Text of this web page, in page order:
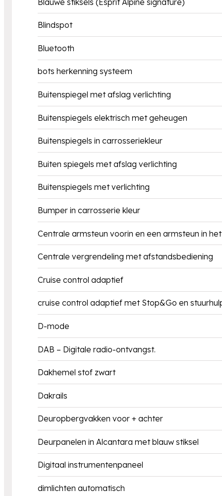
Blindspot
Bluetooth
bots herkenning systeem
Buitenspiegel met afslag verlichting
Buitenspiegels elektrisch met geheugen
Buitenspiegels in carrosseriekleur
Buiten spiegels met afslag verlichting
Buitenspiegels met verlichting
Bumper in carrosserie kleur
Centrale armsteun voorin en een armsteun in
Centrale vergrendeling met afstandsbediening
Cruise control adaptief
cruise control adaptief met Stop&Go en
D-mode
DAB – Digitale radio-ontvangst.
Dakhemel stof zwart
Dakrails
Deuropbergvakken voor + achter
Deurpanelen in Alcantara met blauw stiksel
Digitaal instrumentenpaneel
dimlichten automatisch